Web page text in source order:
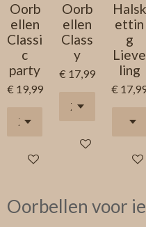
Oorb
ellen
Classi
c
party
€ 19,99
In winkelwagen
Oorb
ellen
Class
y
€ 17,99
In winkelwagen
Halsk
ettin
g
Lieve
ling
€
In
Oorbellen voor